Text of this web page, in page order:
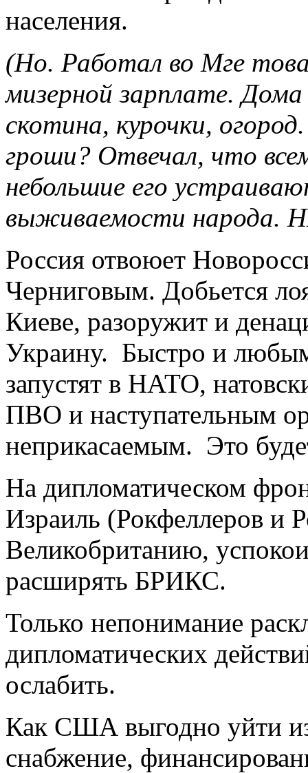
населения.
(Но. Работал во Мге
мизерной зарплате.
скотина, курочки,
гроши? Отвечал, что
небольшие его
выживаемости
Россия отвоюет
Черниговым. Добьется
Киеве, разоружит и
Украину. Быстро и
запустят в НАТО,
ПВО и наступательным
неприкасаемым. Это
На дипломатическом
Израиль (Рокфеллеров и
Великобританию,
расширять БРИКС.
Только непонимание
дипломатических
ослабить.
Как США выгодно уйти
снабжение,